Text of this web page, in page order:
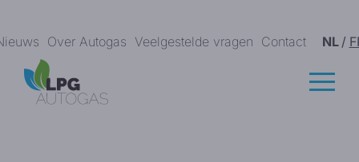
Over Autogas Veelgestelde vragen Contact NL /